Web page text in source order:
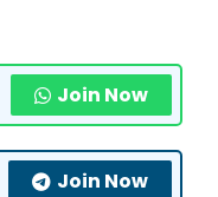
Join Now
Join Now